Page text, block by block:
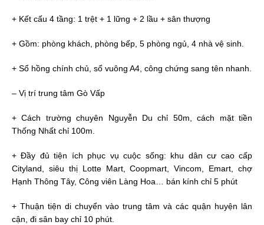
+ Kết cấu 4 tầng: 1 trệt + 1 lững + 2 lầu + sân thượng
+ Gồm: phòng khách, phòng bếp, 5 phòng ngủ, 4 nhà vệ sinh.
+ Sổ hồng chính chủ, sổ vuông A4, công chứng sang tên nhanh.
– Vị trí trung tâm Gò Vấp
+ Cách trường chuyên Nguyễn Du chỉ 50m, cách mặt tiền
Thống Nhất chỉ 100m.
+ Đầy đủ tiện ích phục vụ cuộc sống: khu dân cư cao cấp
Cityland, siêu thị Lotte Mart, Coopmart, Vincom, Emart, chợ
Hạnh Thông Tây, Công viên Làng Hoa… bán kính chỉ 5 phút
+ Thuận tiện di chuyển vào trung tâm và các quận huyện lân
cận, đi sân bay chỉ 10 phút.